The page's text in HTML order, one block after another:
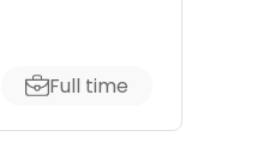
Full time